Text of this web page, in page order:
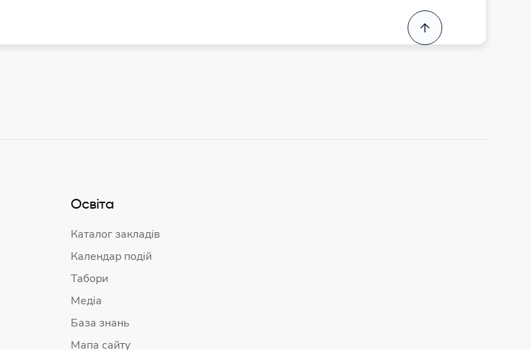
Освіта
Каталог закладів
Календар подій
Табори
Медіа
База знань
Мапа сайту